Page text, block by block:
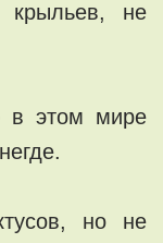
не
в этом мире
но не